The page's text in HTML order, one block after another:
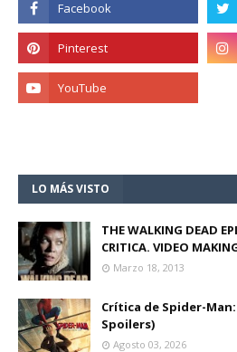
LO MÁS VISTO
THE WALKING DEAD
CRITICA. VIDEO
Marzo 18, 2013
Crítica de Spider-
Spoilers)
Agosto 03, 2026